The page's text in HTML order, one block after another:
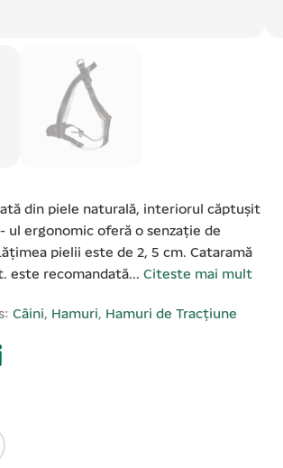
din piele naturală, interiorul căptușit
ul ergonomic oferă o senzație de
pielii este de 2, 5 cm. Cataramă
este recomandată... Citeste mai mult
Câini, Hamuri, Hamuri de Tracțiune